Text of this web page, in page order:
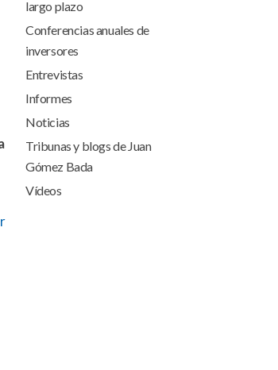
largo plazo
Conferencias anuales de
inversores
Entrevistas
Informes
Noticias
Tribunas y blogs de Juan
Gómez Bada
Vídeos